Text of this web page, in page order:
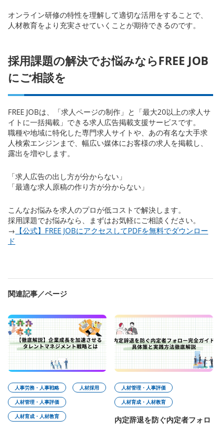
オンライン研修の特性を理解して適切な活用をすることで、
人材教育をより充実させていくことが期待できるのです。
採用課題の解決でお悩みならFREE JOB
にご相談を
FREE JOBは、「求人ページの制作」と「最大20以上の求人サ
イトに一括掲載」できる求人広告掲載支援サービスです。
職種や地域に特化した専門求人サイトや、あの有名な大手求
人検索エンジンまで、幅広い媒体にお客様の求人を掲載し、
露出を増やします。
「求人広告の出し方が分からない」
「最適な求人原稿の作り方が分からない」
こんなお悩みを求人のプロが低コストで解決します。
採用課題でお悩みなら、まずはお気軽にご相談ください。
→ 【公式】FREE JOBにアクセスしてPDFを無料でダウンロー
ド
関連記事／ページ
人事労務・人事戦略 人材採用
人材管理・人事評価
人材育成・人材教育
人材管理・人事評価
人材育成・人材教育
内定辞退を防ぐ内定者フォロ